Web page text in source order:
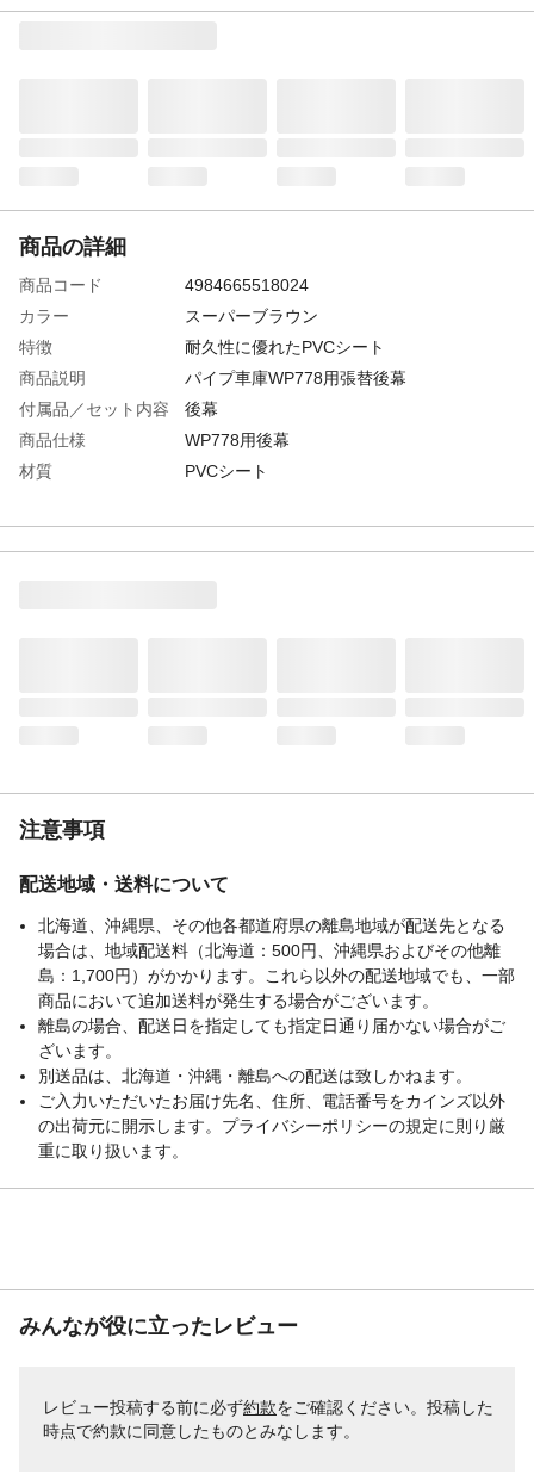
商品の詳細
商品コード
4984665518024
カラー
スーパーブラウン
特徴
耐久性に優れたPVCシート
商品説明
パイプ車庫WP778用張替後幕
付属品／セット内容
後幕
商品仕様
WP778用後幕
材質
PVCシート
注意事項
配送地域・送料について
北海道、沖縄県、その他各都道府県の離島地域が配送先となる
場合は、地域配送料（北海道：500円、沖縄県およびその他離
島：1,700円）がかかります。これら以外の配送地域でも、一部
商品において追加送料が発生する場合がございます。
離島の場合、配送日を指定しても指定日通り届かない場合がご
ざいます。
別送品は、北海道・沖縄・離島への配送は致しかねます。
ご入力いただいたお届け先名、住所、電話番号をカインズ以外
の出荷元に開示します。プライバシーポリシーの規定に則り厳
重に取り扱います。
みんなが役に立ったレビュー
レビュー投稿する前に必ず約款をご確認ください。投稿した
時点で約款に同意したものとみなします。